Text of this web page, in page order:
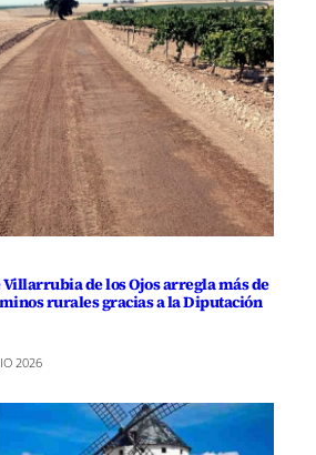
de los Ojos arregla más de
rurales gracias a la Diputación
2026